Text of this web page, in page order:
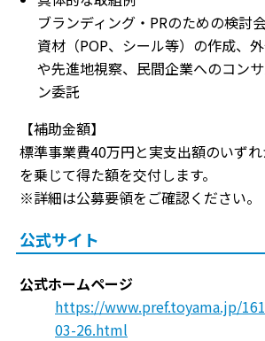
ブランディング・PRのための検討
資材（POP、シール等）の作成、
や先進地視察、民間企業へのコン
ン委託
【補助金額】
標準事業費40万円と実支出額のいず
を乗じて得た額を交付します。
※詳細は公募要領をご確認ください。
公式サイト
公式ホームページ
https://www.pref.toyama.jp/
03-26.html